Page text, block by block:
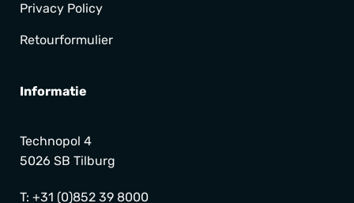
Privacy Policy
Retourformulier
Informatie
Technopol 4
5026 SB Tilburg
T: +31 (0)852 39 8000